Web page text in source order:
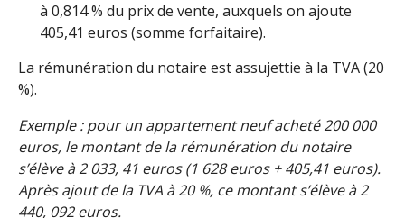
à 0,814 % du prix de vente, auxquels on ajoute
405,41 euros (somme forfaitaire).
La rémunération du notaire est assujettie à la TVA (20
%).
Exemple : pour un appartement neuf acheté 200 000
euros, le montant de la rémunération du notaire
s’élève à 2 033, 41 euros (1 628 euros + 405,41 euros).
Après ajout de la TVA à 20 %, ce montant s’élève à 2
440, 092 euros.